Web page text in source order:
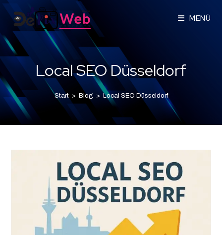
MENÜ
Local SEO Düsseldorf
Start > Blog > Local SEO Düsseldorf